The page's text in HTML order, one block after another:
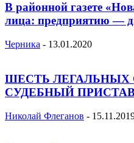
В районной газете
лица: предприятию —
Черника - 13.01.2020
ШЕСТЬ ЛЕГАЛЬНЫХ
СУДЕБНЫЙ
Николай Флеганов -